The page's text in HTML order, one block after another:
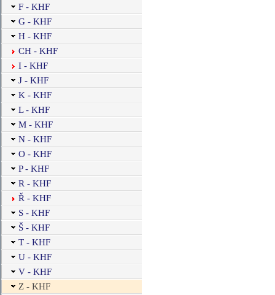
F - KHF
G - KHF
H - KHF
CH - KHF
I - KHF
J - KHF
K - KHF
L - KHF
M - KHF
N - KHF
O - KHF
P - KHF
R - KHF
Ř - KHF
S - KHF
Š - KHF
T - KHF
U - KHF
V - KHF
Z - KHF